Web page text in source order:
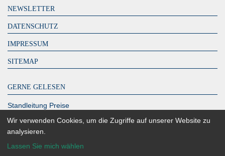
NEWSLETTER
DATENSCHUTZ
IMPRESSUM
SITEMAP
GERNE GELESEN
Standleitung Preise
DeutschlandLAN Connect IP
MPLS Kosten – zahlen Sie zu viel?
Glasfaser Berlin
Wir verwenden Cookies, um die Zugriffe auf unserer Website zu
analysieren.
Lassen Sie mich wählen